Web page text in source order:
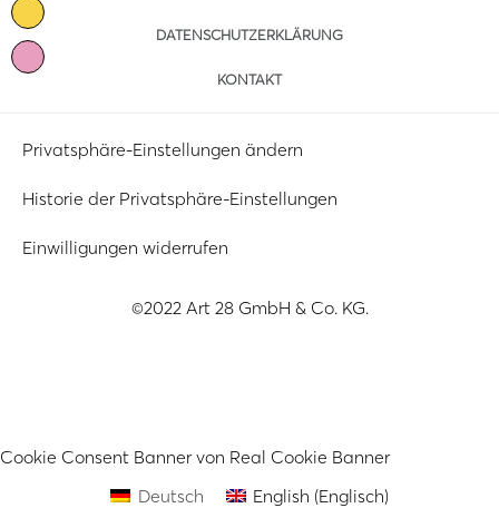
DATENSCHUTZERKLÄRUNG
KONTAKT
Privatsphäre-Einstellungen ändern
Historie der Privatsphäre-Einstellungen
Einwilligungen widerrufen
©2022 Art 28 GmbH & Co. KG.
Cookie Consent Banner von Real Cookie Banner
Deutsch
English (Englisch)